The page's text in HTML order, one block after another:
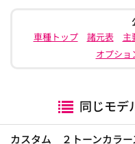
車種トップ
諸元表 主
オプショ
同じモデ
カスタム ２トーンカラ